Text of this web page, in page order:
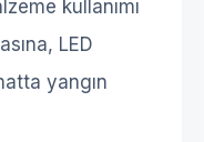
kullanımı
LED
yangın